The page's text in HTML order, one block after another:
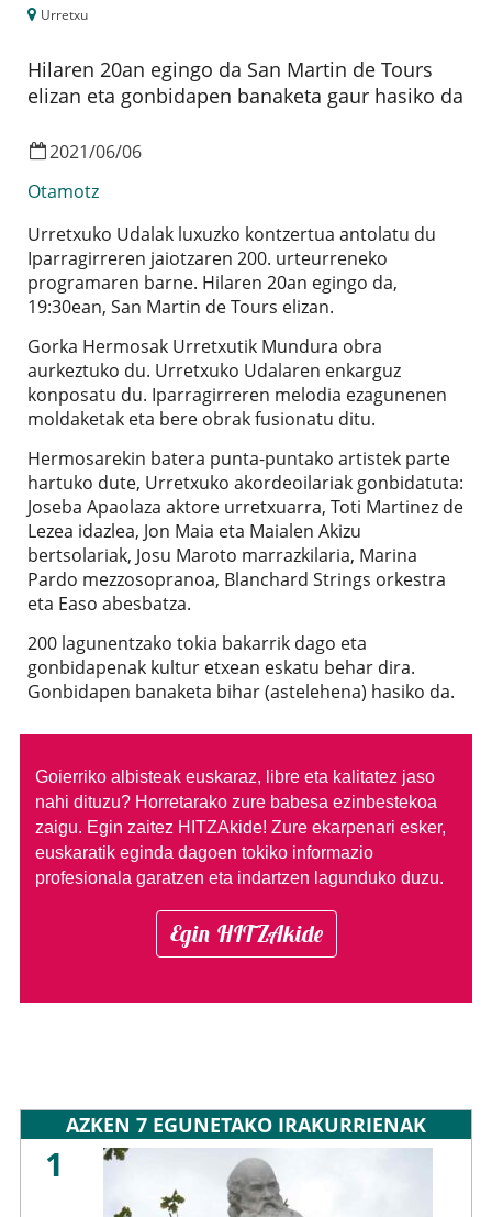
Urretxu
Hilaren 20an egingo da San Martin de Tours
elizan eta gonbidapen banaketa gaur hasiko da
2021/06/06
Otamotz
Urretxuko Udalak luxuzko kontzertua antolatu du
Iparragirreren jaiotzaren 200. urteurreneko
programaren barne. Hilaren 20an egingo da,
19:30ean, San Martin de Tours elizan.
Gorka Hermosak Urretxutik Mundura obra
aurkeztuko du. Urretxuko Udalaren enkarguz
konposatu du. Iparragirreren melodia ezagunenen
moldaketak eta bere obrak fusionatu ditu.
Hermosarekin batera punta-puntako artistek parte
hartuko dute, Urretxuko akordeoilariak gonbidatuta:
Joseba Apaolaza aktore urretxuarra, Toti Martinez de
Lezea idazlea, Jon Maia eta Maialen Akizu
bertsolariak, Josu Maroto marrazkilaria, Marina
Pardo mezzosopranoa, Blanchard Strings orkestra
eta Easo abesbatza.
200 lagunentzako tokia bakarrik dago eta
gonbidapenak kultur etxean eskatu behar dira.
Gonbidapen banaketa bihar (astelehena) hasiko da.
Goierriko albisteak euskaraz, libre eta kalitatez jaso
nahi dituzu? Horretarako zure babesa ezinbestekoa
zaigu. Egin zaitez HITZAkide! Zure ekarpenari esker,
euskaratik eginda dagoen tokiko informazio
profesionala garatzen eta indartzen lagunduko duzu.
Egin HITZAkide
AZKEN 7 EGUNETAKO IRAKURRIENAK
1